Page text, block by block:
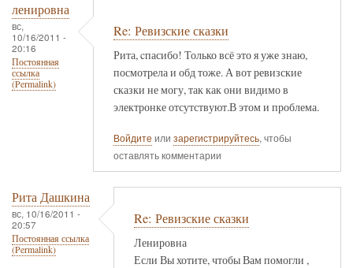
ленировна
вс,
10/16/2011 -
20:16
Постоянная
ссылка
(Permalink)
Re: Ревизские сказки
Рита, cпасибо! Только всё это я уже знаю,
посмотрела и обд тоже. А вот ревизские
сказки не могу, так как они видимо в
электронке отсутствуют.В этом и проблема.
Войдите или зарегистрируйтесь, чтобы
оставлять комментарии
Рита Дашкина
вс, 10/16/2011 -
20:57
Постоянная ссылка
(Permalink)
Re: Ревизские сказки
Ленировна
Если Вы хотите, чтобы Вам помогли ,